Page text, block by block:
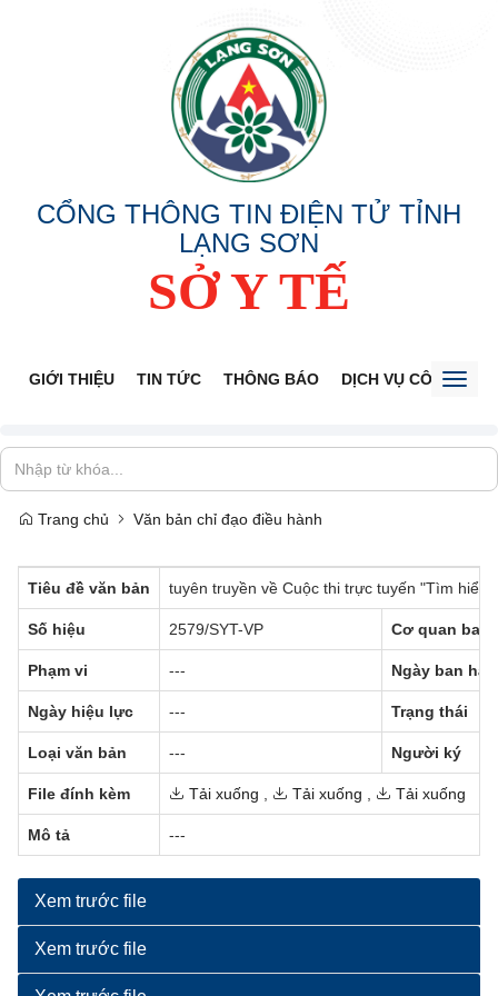
CỔNG THÔNG TIN ĐIỆN TỬ TỈNH
LẠNG SƠN
SỞ Y TẾ
GIỚI THIỆU TIN TỨC THÔNG BÁO DỊCH VỤ CÔNG
Trang chủ Văn bản chỉ đạo điều hành
Tiêu đề văn bản tuyên truyền về Cuộc thi trực tuyến "Tìm
Số hiệu 2579/SYT-VP Cơ quan ban
Phạm vi --- Ngày ban
Ngày hiệu lực --- Trạng thái
Loại văn bản --- Người ký
File đính kèm Tải xuống Tải xuống Tải xuống
Mô tả ---
Xem trước file
Xem trước file